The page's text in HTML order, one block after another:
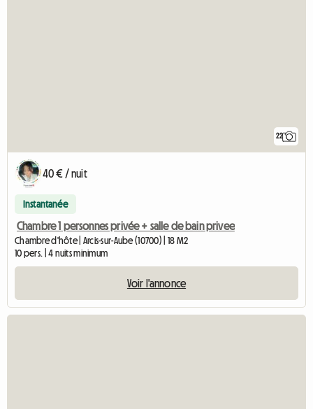
22
40 € / nuit
Instantanée
Chambre 1 personnes privée + salle de bain privee
Chambre d'hôte | Arcis-sur-Aube (10700) | 18 M2
10 pers. | 4 nuits minimum
Voir l'annonce